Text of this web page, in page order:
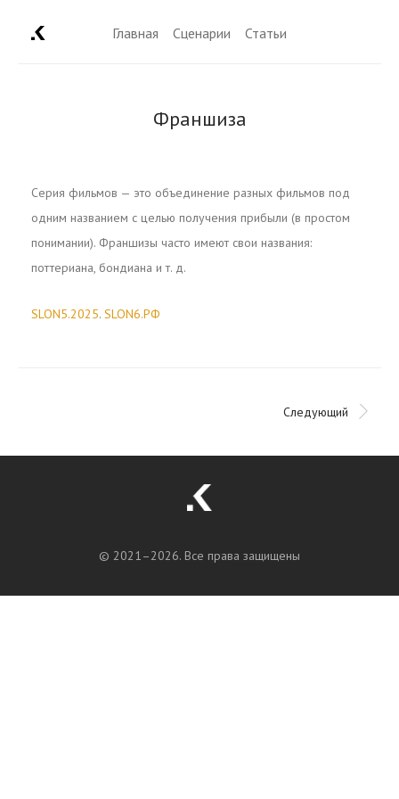
Главная Сценарии Статьи
Франшиза
Серия фильмов — это объединение разных фильмов под
одним названием с целью получения прибыли (в простом
понимании). Франшизы часто имеют свои названия:
поттериана, бондиана и т. д.
SLON5.2025. SLON6.РФ
Следующий
© 2021–2026. Все права защищены